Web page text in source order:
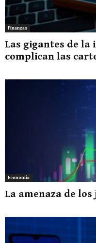
Finanzas
Las gigantes de
complican las
Economía
La amenaza de